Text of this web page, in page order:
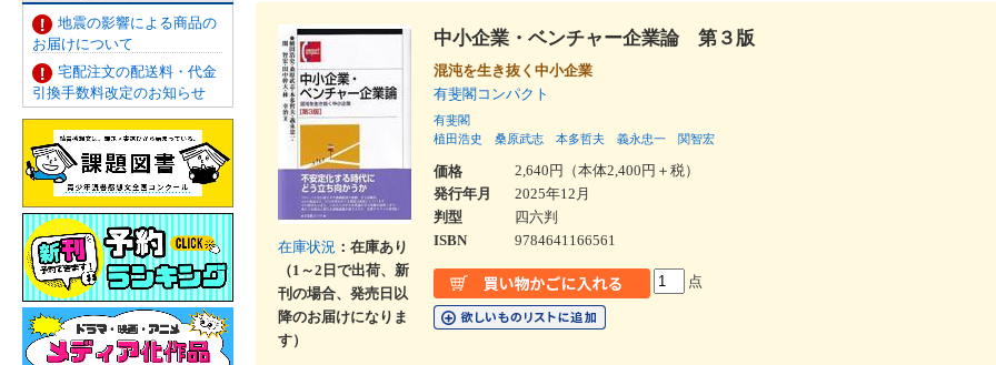
地震の影響による商品の
お届けについて
宅配注文の配送料・代金
引換手数料改定のお知らせ
在庫状況 ：在庫あり
（1～2日で出荷、新
刊の場合、発売日以
降のお届けになりま
す）
中小企業・ベンチャー企業論 第３版
混沌を生き抜く中小企業
有斐閣コンパクト
有斐閣
植田浩史
桑原武志 本多哲夫 義永忠一 関智宏
価格
2,640円（本体2,400円＋税）
発行年月
2025年12月
判型
四六判
ISBN
9784641166561
点